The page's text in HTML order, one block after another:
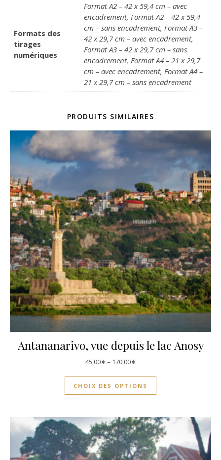
Formats des
tirages
numériques
Format A2 – 42 x 59,4 cm – avec
encadrement, Format A2 – 42 x 59,4
cm – sans encadrement, Format A3 –
42 x 29,7 cm – avec encadrement,
Format A3 – 42 x 29,7 cm – sans
encadrement, Format A4 – 21 x 29,7
cm – avec encadrement, Format A4 –
21 x 29,7 cm – sans encadrement
PRODUITS SIMILAIRES
Antananarivo, vue depuis le lac Anosy
45,00€– 170,00€
CHOIX DES OPTIONS